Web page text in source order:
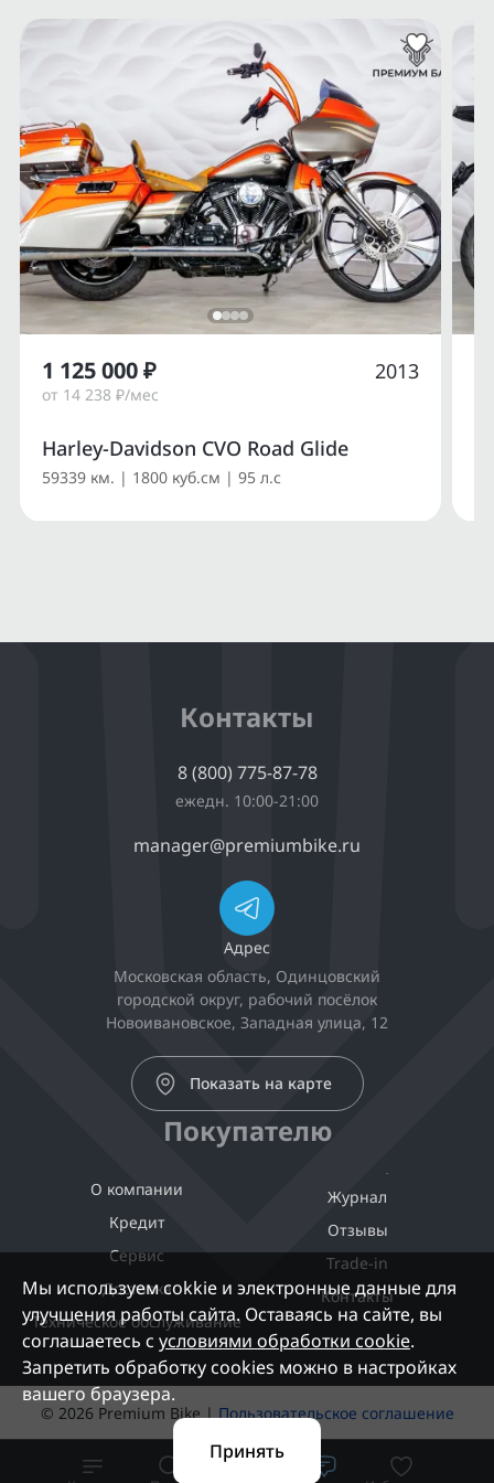
Harley-Davidson CVO Road Glide
59339 км. | 1800 куб.см | 95 л.с
1 125 000 ₽
от 14 238 ₽/мес
2013
Контакты
8 (800) 775-87-78
ежедн. 10:00-21:00
manager@premiumbike.ru
Адрес
Московская область, Одинцовский
городской округ, рабочий посёлок
Новоивановское, Западная улица, 12
Показать на карте
Покупателю
О компании
Кредит
Сервис
Доставка
Техническое обслуживание
Журнал
Отзывы
Trade-in
Контакты
© 2026 Premium Bike |Пользовательское соглашение
Мы используем cokkie и электронные данные для
улучшения работы сайта. Оставаясь на сайте, вы
соглашаетесь с условиями обработки cookie.
Запретить обработку cookies можно в настройках
вашего браузера.
Принять